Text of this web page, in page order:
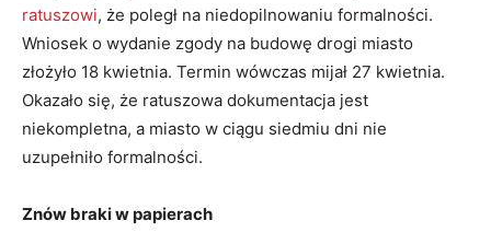
ratuszowi, że poległ na niedopilnowaniu formalności.
Wniosek o wydanie zgody na budowę drogi miasto
złożyło 18 kwietnia. Termin wówczas mijał 27 kwietnia.
Okazało się, że ratuszowa dokumentacja jest
niekompletna, a miasto w ciągu siedmiu dni nie
uzupełniło formalności.
Znów braki w papierach